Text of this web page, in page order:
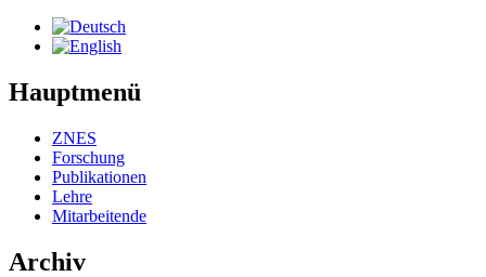
Hauptmenü
ZNES
Forschung
Publikationen
Lehre
Mitarbeitende
Archiv